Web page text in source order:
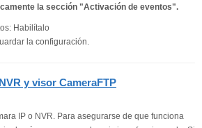
la sección "Activación de eventos".
Habilítalo
la configuración.
y visor CameraFTP
IP o NVR. Para asegurarse de que funciona